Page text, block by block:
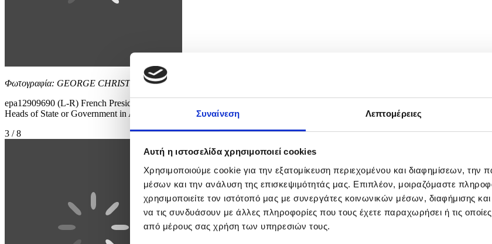
Συναίνεση Λεπτομέρειες
Αυτή η ιστοσελίδα χρησιμοποιεί cookies
Χρησιμοποιούμε cookie για την εξατομίκευση περιεχομένου και διαφημίσεων, την
μέσων και την ανάλυση της επισκεψιμότητάς μας. Επιπλέον, μοιραζόμαστε
χρησιμοποιείτε τον ιστότοπό μας με συνεργάτες κοινωνικών μέσων, διαφήμισης
να τις συνδυάσουν με άλλες πληροφορίες που τους έχετε παραχωρήσει ή τις
από μέρους σας χρήση των υπηρεσιών τους.
Φωτογραφία: GEORGE CHRISTOFOROU
epa12909690 (L-R) French President Emmanuel Macron, President of Ukraine Volodymyr Zelensky and Croatian Prime
Heads of State or Government in Agia Napa, Cyprus, 23 April 2026. EU leaders are expected to address current geopolitical
3 / 8